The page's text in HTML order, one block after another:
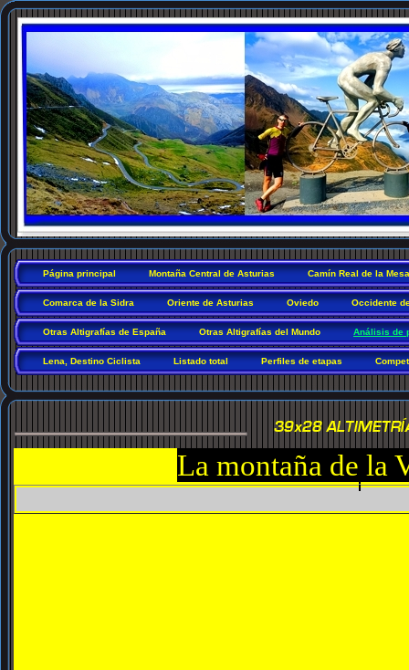
Página principal Montaña Central de Asturias Camín Real de la Mesa
Comarca de la Sidra Oriente de Asturias Oviedo Occidente
Otras Altigrafías de España Otras Altigrafías del Mundo Análisis de
Lena, Destino Ciclista Listado total Perfiles de etapas
La montaña de la